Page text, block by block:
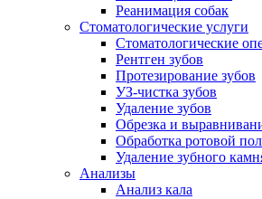
Реанимация собак
Стоматологические услуги
Стоматологические
Рентген зубов
Протезирование зубов
УЗ-чистка зубов
Удаление зубов
Обрезка и
Обработка ротовой
Удаление зубного
Анализы
Анализ кала